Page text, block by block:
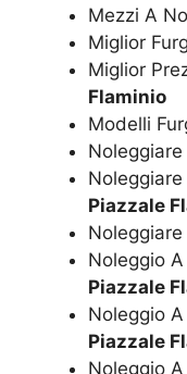
Mezzi A
Miglior
Miglior
Flaminio
Modelli
Piazzale
Noleggio
Piazzale
Noleggio
Piazzale
Noleggio